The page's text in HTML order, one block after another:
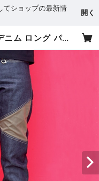
てショップの最新情
開く
【数量限定!】 ABSURD デニム ロング パンツ カーキ ジーンズ INDIGO アブサード APHEX TWEN | absurd